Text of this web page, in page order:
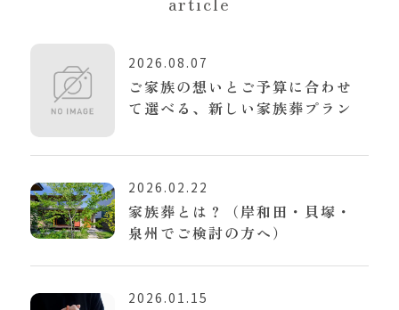
2026.08.07
ご家族の想いとご予算に合わせ
て選べる、新しい家族葬プラン
2026.02.22
家族葬とは？（岸和田・貝塚・
泉州でご検討の方へ）
2026.01.15